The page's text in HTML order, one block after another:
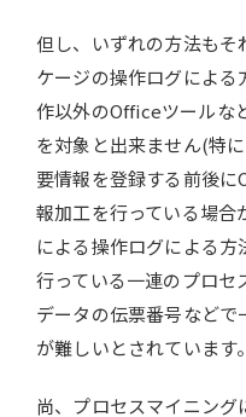
但し、いずれの方法もそ
ケージの操作ログによる
作以外のOfficeツールな
を対象と出来ません(特
要情報を登録する前後
報加工を行っている場合
による操作ログによる
行っている一連のプロ
データの伝票番号など
が難しいとされています。
尚、プロセスマイニン